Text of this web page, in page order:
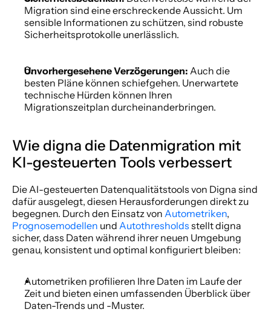
Migration sind eine erschreckende Aussicht. Um
sensible Informationen zu schützen, sind robuste
Sicherheitsprotokolle unerlässlich.
Unvorhergesehene Verzögerungen: Auch die
besten Pläne können schiefgehen. Unerwartete
technische Hürden können Ihren
Migrationszeitplan durcheinanderbringen.
Wie digna die Datenmigration mit
KI-gesteuerten Tools verbessert
Die AI-gesteuerten Datenqualitätstools von Digna sind
dafür ausgelegt, diesen Herausforderungen direkt zu
begegnen. Durch den Einsatz von Autometriken
Prognosemodellen und Autothresholds stellt digna
sicher, dass Daten während ihrer neuen Umgebung
genau, konsistent und optimal konfiguriert bleiben:
Autometriken profilieren Ihre Daten im Laufe der
Zeit und bieten einen umfassenden Überblick über
Daten-Trends und -Muster.